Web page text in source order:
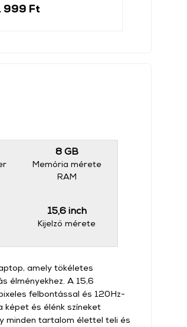
999 Ft
8 GB
Memória mérete
RAM
15,6 inch
Kijelző mérete
amely tökéletes
élményekhez. A 15,6
felbontással és 120Hz-
képet és élénk színeket
minden tartalom élettel teli és